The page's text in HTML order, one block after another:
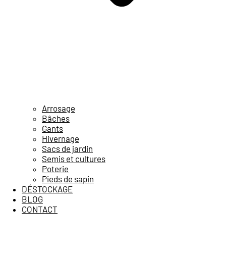
Arrosage
Bâches
Gants
Hivernage
Sacs de jardin
Semis et cultures
Poterie
Pieds de sapin
DÉSTOCKAGE
BLOG
CONTACT